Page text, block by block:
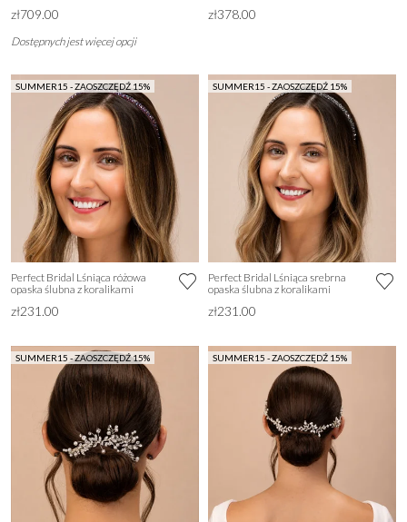
zł709.00
Dostępnych jest więcej opcji
zł378.00
SUMMER15 - ZAOSZCZĘDŹ 15%
Perfect Bridal Lśniąca różowa
opaska ślubna z koralikami
zł231.00
SUMMER15 - ZAOSZCZĘDŹ 15%
Perfect Bridal Lśniąca srebrna
opaska ślubna z koralikami
zł231.00
SUMMER15 - ZAOSZCZĘDŹ 15% SUMMER15 - ZAOSZCZĘDŹ 15%